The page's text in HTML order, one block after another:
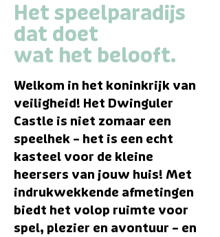
Het speelparadijs
dat doet
wat het belooft.
Welkom in het koninkrijk van
veiligheid! Het Dwinguler
Castle is niet zomaar een
speelhek – het is een echt
kasteel voor de kleine
heersers van jouw huis! Met
indrukwekkende afmetingen
biedt het volop ruimte voor
spel, plezier en avontuur – en